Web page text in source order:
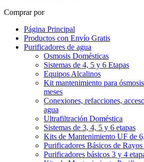
Comprar por
Página Principal
Productos con Envío Gratis
Purificadores de agua
Osmosis Domésticas
Sistemas de 4, 5 y 6 Etapas
Equipos Alcalinos
Kit mantenimiento para
meses
Conexiones, refacciones,
agua
Ultrafiltración Doméstica
Sistemas de 3, 4, 5 y 6 etapas
Kits de Mantenimiento UF de
Purificadores Básicos de
Purificadores básicos 3 y 4